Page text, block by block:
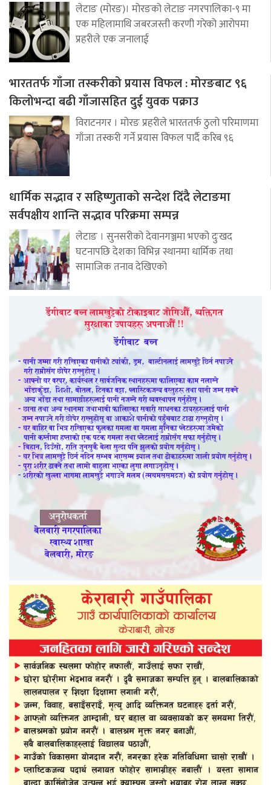
लेटाङ (मोरङ)। मोरङको लेटाङ नगरपालिका-९ मा
एक महिलामाथि जबरजस्ती करणी गरेको आरोपमा
प्रहरीले एक जनालाई
भारततर्फ गाँजा तस्करीको प्रयास विफल : मोरङबाट ९६
किलोभन्दा बढी गाँजासहित दुई युवक पक्राउ
विराटनगर । मोरङ प्रहरीले भारततर्फ ठुलो परिमाणमा
गाँजा तस्करी गर्ने प्रयास विफल पार्दै करिब ९६
धार्मिक सद्भाव र सहिष्णुताको सन्देश दिँदै लेटाङमा
सर्वपक्षीय शान्ति सद्भाव परिक्रमा सम्पन्न
लेटाङ । सुनसरीको देवानगञ्जमा भएको दुःखद
घटनापछि देशका विभिन्न स्थानमा धार्मिक तथा
सामाजिक तनाव देखिएको